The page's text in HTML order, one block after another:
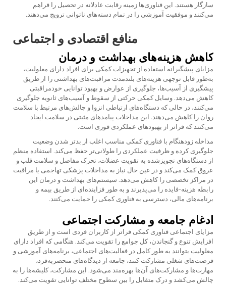
سازگار هستند. این فناوری‌ها زمینه رقابت عادلانه در تحصیل را فراهم
می‌کنند و موفقیت آموزشی را در تمام دسته‌های ناتوانی ترویج می‌دهند.
منافع اقتصادی و اجتماعی
کاهش هزینه‌های بهداشت و درمان
مزایای پیشگیرانه استفاده از تجهیزات کمکی برای افراد دارای معلولیت،
به‌طور قابل توجهی هزینه‌های بلندمدت مراقبت‌های بهداشتی را از طریق
پیشگیری از آسیب‌ها، جلوگیری از عوارض و بهبود توانایی خودمراقبتی
کاهش می‌دهد. وسایل کمکی حرکتی از سقوط و آسیب‌های ثانویه جلوگیری
می‌کنند، در حالی که دستگاه‌های ارتباطی انزوا و چالش‌های مرتبط با سلامت
روان را کاهش می‌دهند. این مداخلات پیامدهای مثبتی در سلامت ایجاد
می‌کنند که فراتر از بهبودهای عملکردی فوری است.
مداخله زودهنگام با فناوری کمکی مناسب اغلب از بدتر شدن وضعیت
جلوگیری کرده و ظرفیت عملکردی را طولانی‌تر حفظ می‌کند. استفاده منظم
از دستگاه‌های تجویزشده به تقویت عضلات، تحرک مفاصل و سلامت قلب و
عروق کمک می‌کند و در عین حال نیاز به مداخلات پزشکی تهاجمی یا مراقبت
در مراکز تخصصی را کاهش می‌دهد. سیستم‌های بهداشت و درمان این
رابطه هزینه-فایده را می‌پذیرند و به طور فزاینده‌ای از طریق بیمه و
برنامه‌های مالی، دسترسی به فناوری کمکی را حمایت می‌کنند.
ادغام جامعه و مشارکت اجتماعی
مزایای اجتماعی فناوری کمکی فراتر از کاربران فردی است و از طریق
افزایش تنوع و گنجاندن، کل جوامع را تقویت می‌کند. هنگامی که افراد دارای
معلولیت بتوانند به طور کامل در فعالیت‌های اجتماعی، برنامه‌های آموزشی و
فرصت‌های شغلی مشارکت کنند، جامعه از دیدگاه‌های منحصربه‌فرد،
مهارت‌ها و مشارکت‌های آن‌ها بهره‌مند می‌شود. این مشارکت، کلیشه‌ها را به
چالش می‌کشد و درک متقابل را بین سطوح مختلف توانایی تقویت می‌کند.